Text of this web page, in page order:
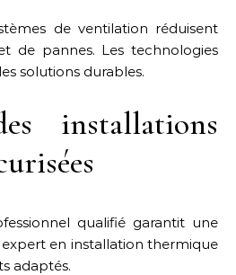
de ventilation réduisent
de pannes. Les technologies
solutions durables.
installations
qualifié garantit une
en installation thermique
adaptés.